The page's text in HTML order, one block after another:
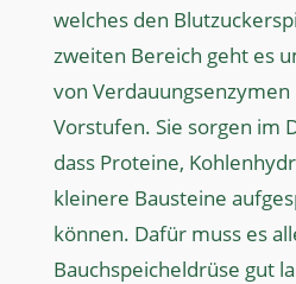
welches den
zweiten Bereich geht es
von
Vorstufen. Sie sorgen im
dass Proteine,
kleinere Bausteine
können. Dafür muss es
Bauchspeicheldrüse gut